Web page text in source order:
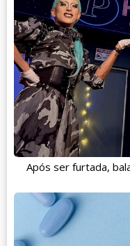
Após ser furtada,